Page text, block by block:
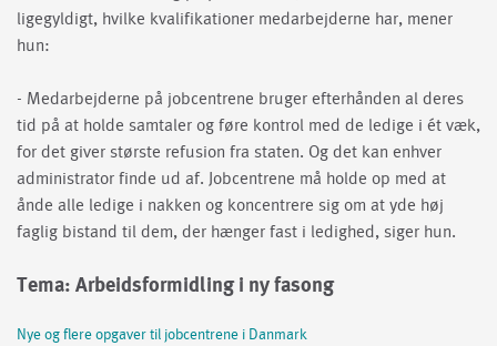
ligegyldigt, hvilke kvalifikationer medarbejderne har, mener
hun:
- Medarbejderne på jobcentrene bruger efterhånden al deres
tid på at holde samtaler og føre kontrol med de ledige i ét væk,
for det giver største refusion fra staten. Og det kan enhver
administrator finde ud af. Jobcentrene må holde op med at
ånde alle ledige i nakken og koncentrere sig om at yde høj
faglig bistand til dem, der hænger fast i ledighed, siger hun.
Tema: Arbeidsformidling i ny fasong
Nye og flere opgaver til jobcentrene i Danmark